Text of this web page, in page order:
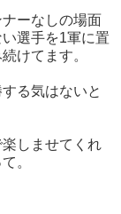
ーなしの場面
選手を1軍に置
けてます。
る気はないと
しませてくれ
。